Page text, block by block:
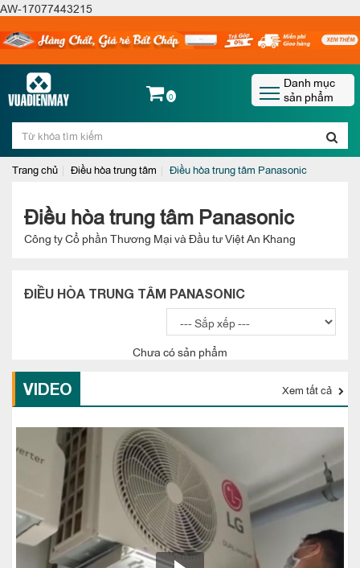
AW-17077443215
0
Danh mục
sản phẩm
Trang chủ Điều hòa trung tâm Điều hòa trung tâm Panasonic
Điều hòa trung tâm Panasonic
Công ty Cổ phần Thương Mại và Đầu tư Việt An Khang
ĐIỀU HÒA TRUNG TÂM PANASONIC
Chưa có sản phẩm
VIDEO Xem tất cả